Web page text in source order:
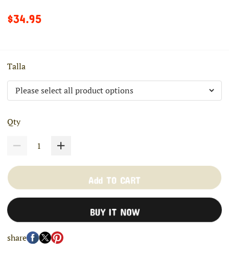
$34.95
Talla
Qty
Add TO CART
BUY IT NOW
share